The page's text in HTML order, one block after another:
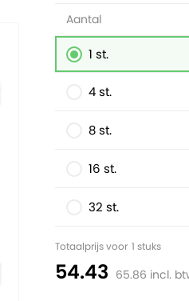
Totaalprijs voor 1 stuks
54.43 65.86 incl.
Aantal
1 st.
4 st.
8 st.
16 st.
32 st.